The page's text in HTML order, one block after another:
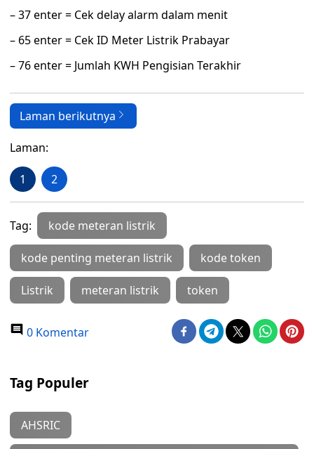
– 37 enter = Cek delay alarm dalam menit
– 65 enter = Cek ID Meter Listrik Prabayar
– 76 enter = Jumlah KWH Pengisian Terakhir
Laman berikutnya
Laman:
1 2
Tag: kode meteran listrik
kode penting meteran listrik kode token
Listrik meteran listrik token
0 Komentar
Tag Populer
AHSRIC